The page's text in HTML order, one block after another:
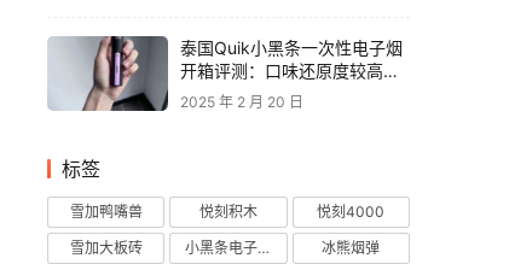
泰国Quik小黑条一次性电子烟
开箱评测：口味还原度较高，
层次丰富
2025 年 2 月 20 日
标签
雪加鸭嘴兽 悦刻积木 悦刻4000
雪加大板砖 小黑条电子烟 冰熊烟弹